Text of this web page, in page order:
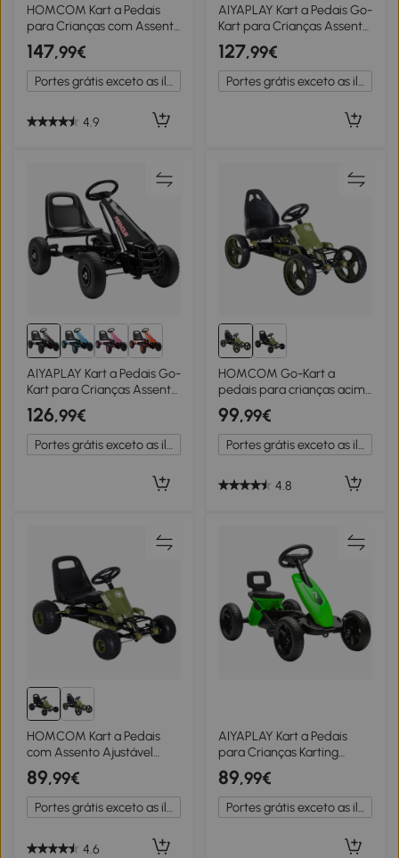
HOMCOM Kart a Pedais
para Crianças com Assento
Ajustável Pneus de Goma
Travão de Mão para
Crianças de 5-12 Anos
121x58x61 cm Branco
147,99€
Portes grátis exceto as ilhas
4.9
AIYAPLAY Kart a Pedais Go-
Kart para Crianças Assento
Ajustável Pneus Eva
Embraiagem Manual e
Travão 110x61x62 cm
Vermelho
127,99€
Portes grátis exceto as ilhas
AIYAPLAY Kart a Pedais Go-
Kart para Crianças Assento
Ajustável Pneus Eva
Embraiagem Manual e
Freio 110x61x62 cm Preto
126,99€
Portes grátis exceto as ilhas
HOMCOM Go-Kart a
pedais para crianças acima
de 3 anos com freio
embreagem assento
ajustável máx. 35 kg
105x54x61cm Verde
99,99€
Portes grátis exceto as ilhas
4.8
HOMCOM Kart a Pedais
com Assento Ajustável
Embreagem Travão de
Mão para Crianças de 3-6
Anos 99x65x56 cm Verde
e Preto
89,99€
Portes grátis exceto as ilhas
4.6
AIYAPLAY Kart a Pedais
para Crianças Karting
Criança de 2 a 5 Anos com
Rodas Eva Silenciosas
Avançar e Recuar Verde
89,99€
Portes grátis exceto as ilhas